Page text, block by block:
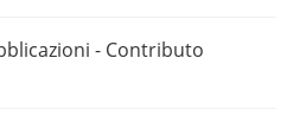
- Contributo